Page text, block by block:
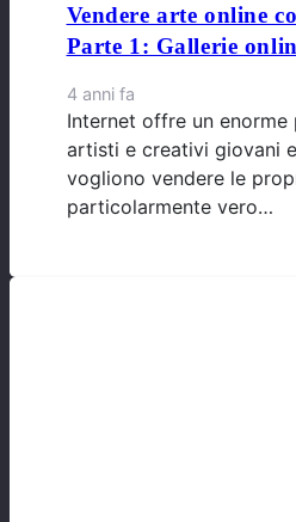
Vendere arte online
Parte 1: Gallerie
4 anni fa
Internet offre un enorme
artisti e creativi giovani
vogliono vendere le
particolarmente vero…